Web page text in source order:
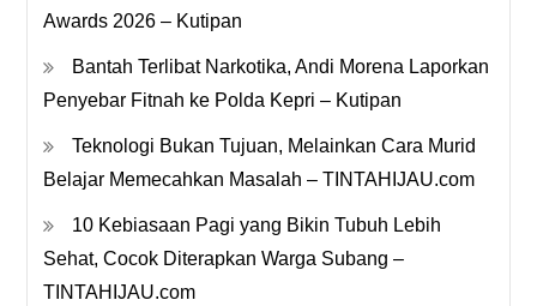
Awards 2026 – Kutipan
Bantah Terlibat Narkotika, Andi Morena Laporkan
Penyebar Fitnah ke Polda Kepri – Kutipan
Teknologi Bukan Tujuan, Melainkan Cara Murid
Belajar Memecahkan Masalah – TINTAHIJAU.com
10 Kebiasaan Pagi yang Bikin Tubuh Lebih
Sehat, Cocok Diterapkan Warga Subang –
TINTAHIJAU.com